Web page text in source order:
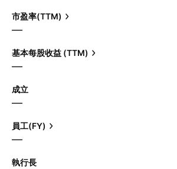
市盈率(TTM)
—
基本每股收益 (TTM)
—
成立
—
員工(FY)
—
執行長